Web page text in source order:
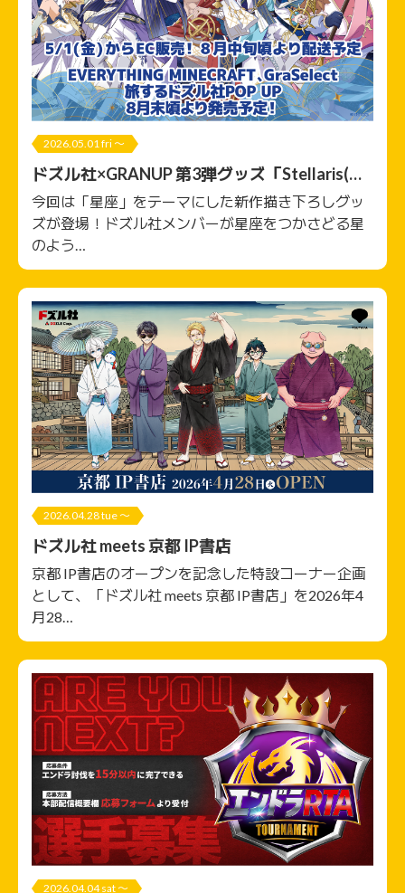
2026.05.01 fri 〜
ドズル社×GRANUP 第3弾グッズ「Stellaris(ス
テラリス)」
今回は「星座」をテーマにした新作描き下ろしグッ
ズが登場！ドズル社メンバーが星座をつかさどる星
のよう…
2026.04.28 tue 〜
ドズル社 meets 京都 IP書店
京都 IP書店のオープンを記念した特設コーナー企画
として、「ドズル社 meets 京都 IP書店」を2026年4
月28…
2026.04.04 sat 〜